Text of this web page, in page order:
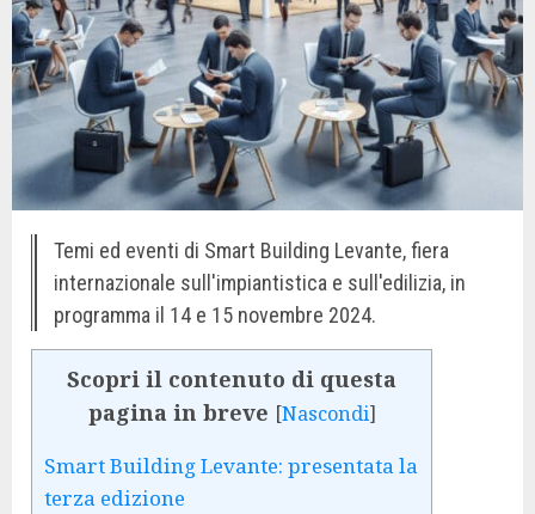
Temi ed eventi di Smart Building Levante, fiera
internazionale sull'impiantistica e sull'edilizia, in
programma il 14 e 15 novembre 2024.
Scopri il contenuto di questa
pagina in breve [Nascondi]
Smart Building Levante: presentata la
terza edizione